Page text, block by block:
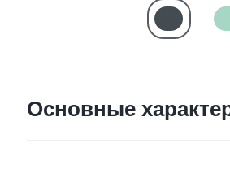
Основные